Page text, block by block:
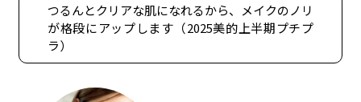
つるんとクリアな肌になれるから、メイクのノリ
が格段にアップします（2025美的上半期プチプ
ラ）